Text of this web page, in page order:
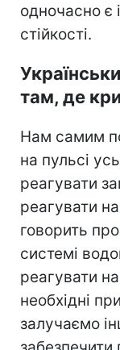
одночасно є
стійкості.
там, де
Нам самим
на пульсі
реагувати
реагувати
говорить
системі
реагувати
необхідні
залучаємо